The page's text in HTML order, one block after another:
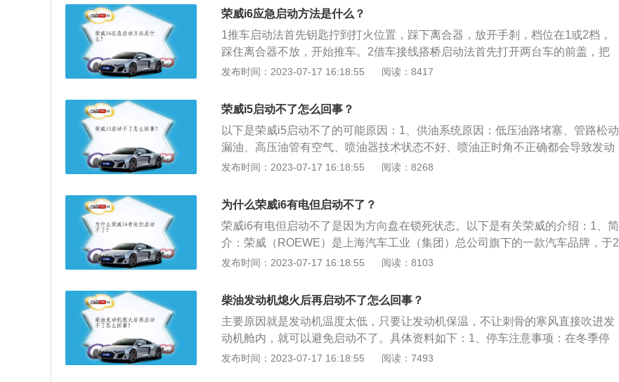
发动机转速传感器损坏。解决方案：建议车主去维修店维修传感器，若损坏严重
则需要立即更换。一键启动的基本工作原理是：无线射频识别技术性，根据感应
卡内的处理芯片磁感应控制开关防盗锁，当司机靠近车子时，车辆自动检索买车
人真实身份，车门锁会自行开启并消除防盜，不用采用锁匙。
们可以用热水浇在输油管上，等输油管内凝结的柴油融化之后车辆就能正常点火
使用了。若油箱内的柴油已经完全凝固，那么咱们只能叫拖车来把车子拖到温暖
的地方进行自然解冻，解冻后再添加柴油抗凝剂或更换更低标号的柴油。需要注
易出现安全事故。
向，令清晨的第一缕阳光能照到车头上，帮助引擎升温，这样出车就容易很多。
换挡时发动机熄火：可能是由于当时的怠速太低，或者是怠速的截止阀未拧紧，
也有可能是是档位过高憋死，还有一种可能是油气分离器被严重堵塞。
荣威i6应急启动方法是什么？
1推车启动法首先钥匙拧到打火位置，踩下离合器，放开手刹，档位在1或2档，
踩住离合器不放，开始推车。2借车接线搭桥启动法首先打开两台车的前盖，把
充电线的负极接到车的负极，另一端接到对方车的负极。3外力牵引启动要有一
启动时要缓慢启动。
发布时间：2023-07-17 16:18:55 阅读：8417
荣威i5启动不了怎么回事？
以下是荣威i5启动不了的可能原因：1、供油系统原因：低压油路堵塞、管路松动
漏油、高压油管有空气、喷油器技术状态不好、喷油正时角不正确都会导致发动
机出现无法启动的情况。2、启动装置原因：电源故障、电磁开关接触不良、启
机无法启动。3、气缸或进气量原因：气缸垫损坏漏气、气门关闭不严漏气、活
塞缸套磨损漏气，空气滤清器滤芯堵塞等原因也会引发发动机无法正常启动。
发布时间：2023-07-17 16:18:55 阅读：8268
为什么荣威i6有电但启动不了？
荣威i6有电但启动不了是因为方向盘在锁死状态。以下是有关荣威的介绍：1、简
介：荣威（ROEWE）是上海汽车工业（集团）总公司旗下的一款汽车品牌，于2
006年10月推出。2、历史：荣威的汽车技术来源于上海汽车之前收购的罗孚，但
市场。3、品牌：荣威的品牌口号为“品位、科技、实现”，表达了上海汽车以国际
化的视野、创新的理念传承国际汽车的先进技术，以民用车科技为核心，打造国
际品牌新经典的决心和信心。
发布时间：2023-07-17 16:18:55 阅读：8103
柴油发动机熄火后再启动不了怎么回事？
主要原因就是发动机温度太低，只要让发动机保温，不让刺骨的寒风直接吹进发
动机舱内，就可以避免启动不了。具体资料如下：1、停车注意事项：在冬季停
车时要注意车头的方向，最好让车头对着建筑物，利用建筑物来挡风，防止引擎
发布时间：2023-07-17 16:18:55 阅读：7493